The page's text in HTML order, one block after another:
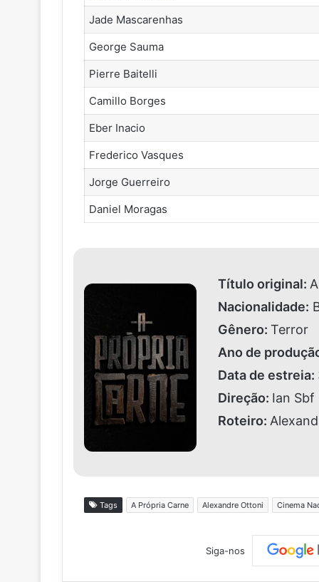
Jade Mascarenhas
George Sauma
Pierre Baitelli
Camillo Borges
Eber Inacio
Frederico Vasques
Jorge Guerreiro
Daniel Moragas
Título original:
Nacionalidade:
Gênero: Terror
Ano de
Data de estreia:
Direção: Ian Sbf
Roteiro:
Tags A Própria Carne Alexandre Ottoni Cinema
Siga-nos